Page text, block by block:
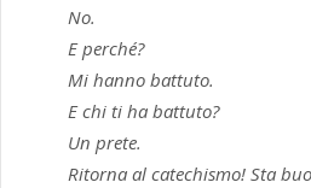
No.
E perché?
Mi hanno battuto.
E chi ti ha battuto?
Un prete.
Ritorna al catechismo! Sta